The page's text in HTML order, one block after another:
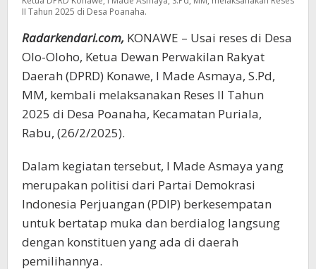
II Tahun 2025 di Desa Poanaha.
Radarkendari.com, KONAWE – Usai reses di Desa
Olo-Oloho, Ketua Dewan Perwakilan Rakyat
Daerah (DPRD) Konawe, I Made Asmaya, S.Pd,
MM, kembali melaksanakan Reses II Tahun
2025 di Desa Poanaha, Kecamatan Puriala,
Rabu, (26/2/2025).
Dalam kegiatan tersebut, I Made Asmaya yang
merupakan politisi dari Partai Demokrasi
Indonesia Perjuangan (PDIP) berkesempatan
untuk bertatap muka dan berdialog langsung
dengan konstituen yang ada di daerah
pemilihannya.